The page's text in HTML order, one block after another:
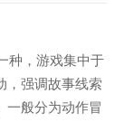
还能通过游戏
种，游戏集中于
，强调故事线索
一般分为动作冒